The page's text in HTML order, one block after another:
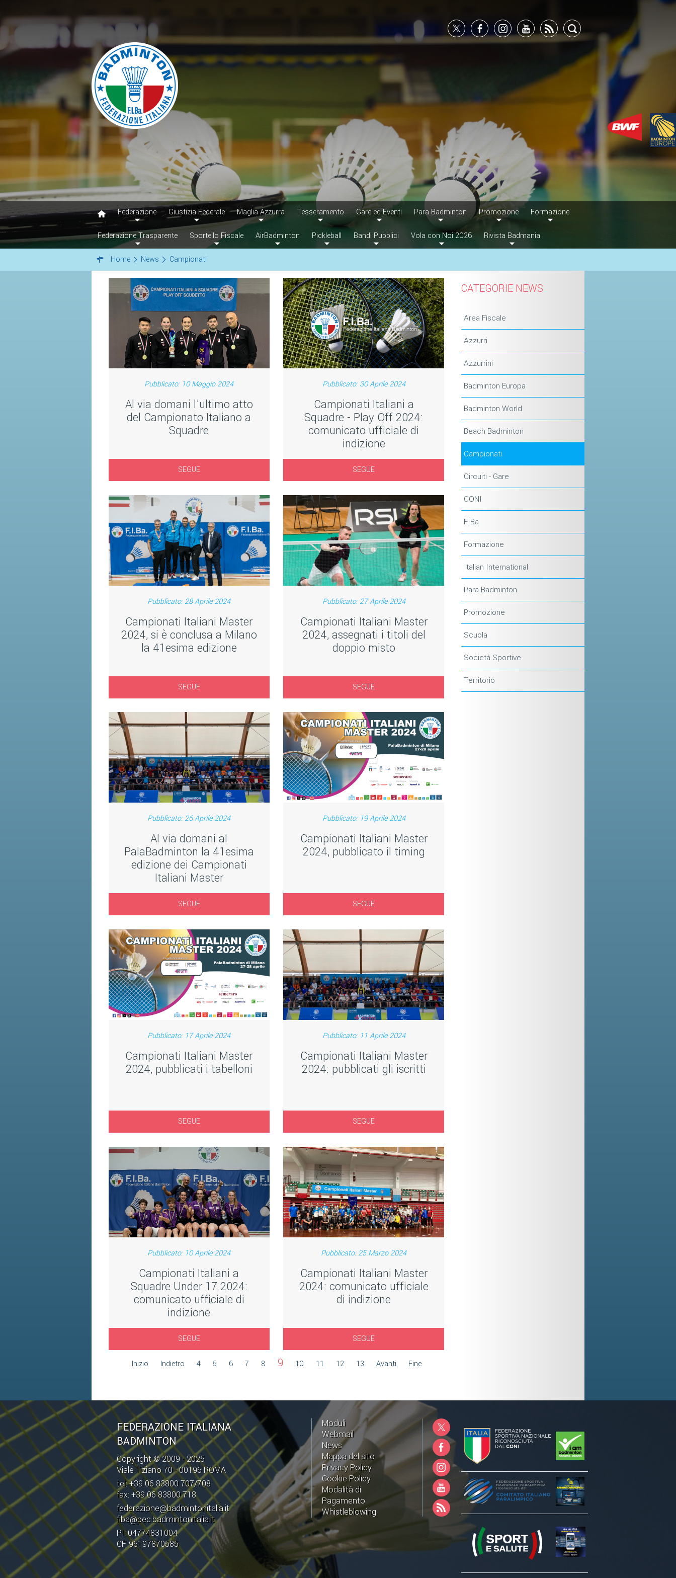
Federazione Giustizia Federale Maglia Azzurra Tesseramento Gare ed Eventi Para Badminton Promozione Formazione
Federazione Trasparente Sportello Fiscale AirBadminton Pickleball Bandi Pubblici Vola con Noi 2026 Rivista Badmania
Home News Campionati
Pubblicato: 10 Maggio 2024
Al via domani l'ultimo atto
del Campionato Italiano a
Squadre
SEGUE
Pubblicato: 30 Aprile 2024
Campionati Italiani a
Squadre - Play Off 2024:
comunicato ufficiale di
indizione
SEGUE
Pubblicato: 28 Aprile 2024
Campionati Italiani Master
2024, si è conclusa a Milano
la 41esima edizione
SEGUE
Pubblicato: 27 Aprile 2024
Campionati Italiani Master
2024, assegnati i titoli del
doppio misto
SEGUE
Pubblicato: 26 Aprile 2024
Al via domani al
PalaBadminton la 41esima
edizione dei Campionati
Italiani Master
SEGUE
Pubblicato: 19 Aprile 2024
Campionati Italiani Master
2024, pubblicato il timing
SEGUE
Pubblicato: 17 Aprile 2024
Campionati Italiani Master
2024, pubblicati i tabelloni
SEGUE
Pubblicato: 11 Aprile 2024
Campionati Italiani Master
2024: pubblicati gli iscritti
SEGUE
Pubblicato: 10 Aprile 2024
Campionati Italiani a
Squadre Under 17 2024:
comunicato ufficiale di
indizione
SEGUE
Pubblicato: 25 Marzo 2024
Campionati Italiani Master
2024: comunicato ufficiale
di indizione
SEGUE
Inizio Indietro 4 5 6 7 8 9 10 11 12 13 Avanti Fine
CATEGORIE NEWS
Area Fiscale
Azzurri
Azzurrini
Badminton Europa
Badminton World
Beach Badminton
Campionati
Circuiti - Gare
CONI
FIBa
Formazione
Italian International
Para Badminton
Promozione
Scuola
Società Sportive
Territorio
FEDERAZIONE ITALIANA
BADMINTON
Copyright © 2009 - 2025
Viale Tiziano 70 - 00196 ROMA
tel: +39 06 83800 707/708
fax: +39 06 83800 718
federazione@badmintonitalia.it
fiba@pec.badmintonitalia.it
PI: 04774831004
CF: 96197870585
Moduli
Webmail
News
Mappa del sito
Privacy Policy
Cookie Policy
Modalità di
Pagamento
Whistleblowing